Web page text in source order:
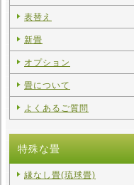
表替え
新畳
オプション
畳について
よくあるご質問
特殊な畳
縁なし畳(琉球畳)